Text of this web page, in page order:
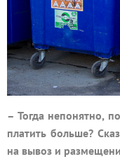
– Тогда непонятно,
платить больше?
на вывоз и